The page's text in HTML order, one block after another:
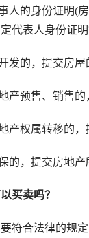
的身份证明(房
代表人身份证明
的，提交房屋
预售、销售的
权属转移的，
，提交房地产
买卖吗？
合法律的规定